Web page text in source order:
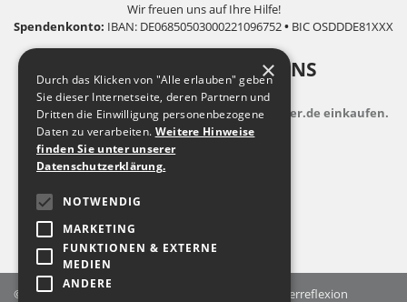
Wir freuen uns auf Ihre Hilfe!
Spendenkonto: IBAN: DE06850503000221096752• BIC OSDDDE81XXX
UNTERSTÜTZEN SIE UNS
indem Sie zusatzkostenfrei auf Bildungsspender.de einkaufen.
© 2026 Landesfachstelle Jungenarbeit & Geschlechterreflexion
×
Durch das Klicken von "Alle erlauben" geben
Sie dieser Internetseite, deren Partnern und
Dritten die Einwilligung personenbezogene
Daten zu verarbeiten. Weitere Hinweise
finden Sie unter unserer
Datenschutzerklärung.
NOTWENDIG
MARKETING
FUNKTIONEN & EXTERNE
MEDIEN
ANDERE